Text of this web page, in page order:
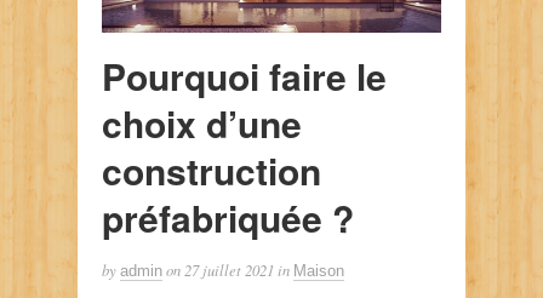
Pourquoi faire le
choix d’une
construction
préfabriquée ?
by admin on27 juillet 2021 in Maison